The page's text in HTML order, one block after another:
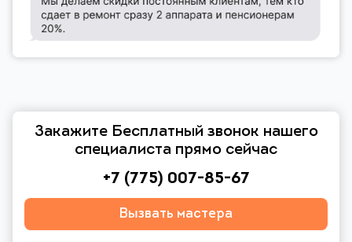
Закажите Бесплатный звонок нашего
специалиста прямо сейчас
+7 (775) 007-85-67
Вызвать мастера